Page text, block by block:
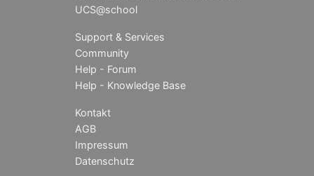
UCS@school
Support & Services
Community
Help - Forum
Help - Knowledge Base
Kontakt
AGB
Impressum
Datenschutz